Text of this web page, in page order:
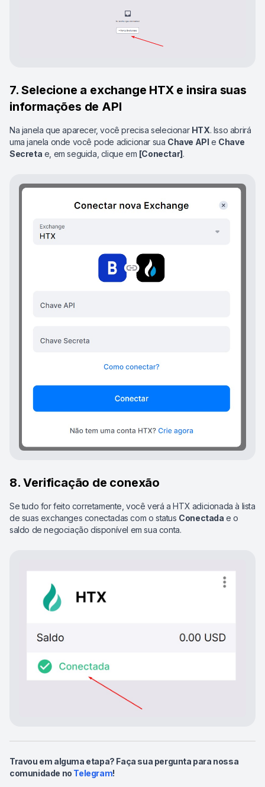
7. Selecione a exchange HTX e insira suas
informações de API
Na janela que aparecer, você precisa selecionar HTX. Isso abrirá
uma janela onde você pode adicionar sua Chave API e Chave
Secreta e, em seguida, clique em [Conectar].
8. Verificação de conexão
Se tudo for feito corretamente, você verá a HTX adicionada à lista
de suas exchanges conectadas com o status Conectada e o
saldo de negociação disponível em sua conta.
Travou em alguma etapa? Faça sua pergunta para nossa
comunidade no Telegram!